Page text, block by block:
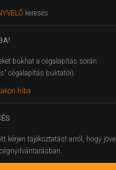
keresés
bukhat a cégalapítás során.
cégalapítás buktatói)
hiba
kérjen tájékoztatást arról, hogy